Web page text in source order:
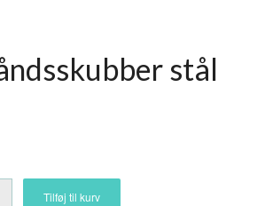
stål
Tilføj til kurv